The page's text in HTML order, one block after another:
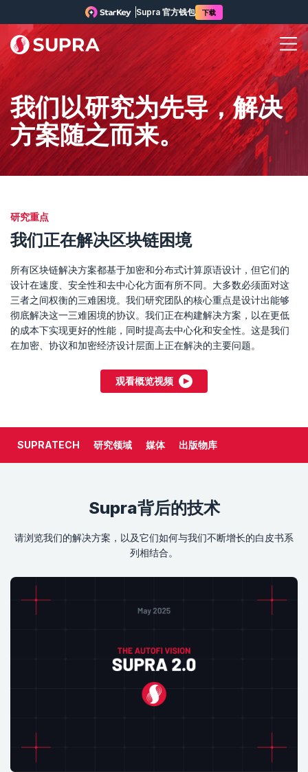
Supra 官方钱包 下载
我们以研究为先导，解决
方案随之而来。
研究重点
我们正在解决区块链困境
所有区块链解决方案都基于加密和分布式计算原语设计，但它们的
设计在速度、安全性和去中心化方面有所不同。大多数必须面对这
三者之间权衡的三难困境。我们研究团队的核心重点是设计出能够
彻底解决这一三难困境的协议。我们正在构建解决方案，以在更低
的成本下实现更好的性能，同时提高去中心化和安全性。这是我们
在加密、协议和加密经济设计层面上正在解决的主要问题。
观看概览视频
SUPRATECH 研究领域 媒体 出版物库
Supra背后的技术
请浏览我们的解决方案，以及它们如何与我们不断增长的白皮书系
列相结合。